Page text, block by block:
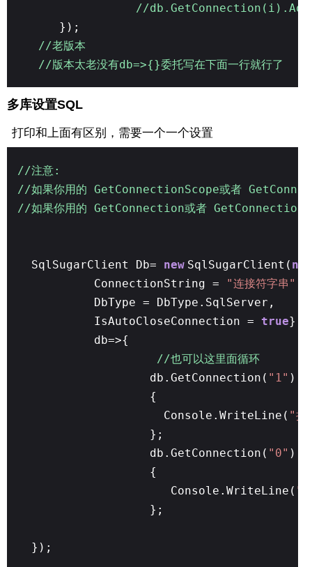
//db.GetConnection(i).Aop
});
//老版本
//版本太老没有db=>{}委托写在下面一行就行了
多库设置SQL
打印和上面有区别，需要一个一个设置
//注意:
//如果你用的 GetConnectionScope或者
//如果你用的 GetConnection或者
SqlSugarClient Db= new SqlSugarClient( new
ConnectionString =
"连接符字串"
DbType = DbType.SqlServer,
IsAutoCloseConnection = true},
db=>{
//也可以这里面循环
db.GetConnection( "1"
{
Console.WriteLine( "执
};
db.GetConnection( "0"
{
Console.WriteLine( "
};
});